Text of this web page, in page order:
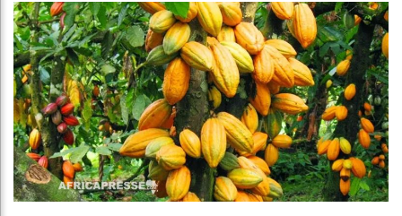
Bénin :
Aliko